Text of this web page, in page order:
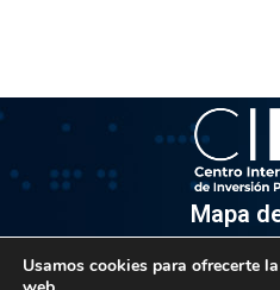
Mapa
Usamos cookies para ofrecerte